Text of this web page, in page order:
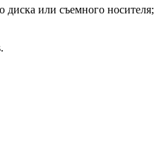
диска или съемного носителя;